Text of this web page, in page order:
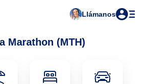
Llámanos
Marathon (MTH)